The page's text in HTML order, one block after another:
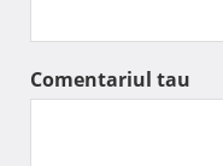
Comentariul tau